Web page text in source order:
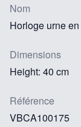
Nom
Horloge urne
Dimensions
Height: 40 cm
Référence
VBCA100175